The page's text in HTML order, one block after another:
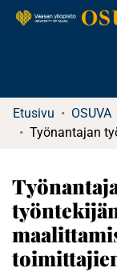
Etusivu OSUVA